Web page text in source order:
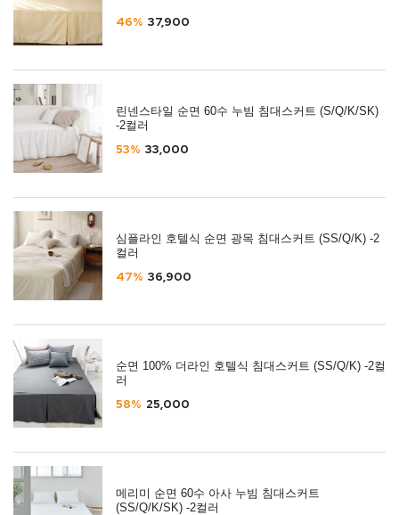
46% 37,900
린넨스타일 순면 60수 누빔 침대스커트 (S/Q/K/SK)
-2컬러
53% 33,000
심플라인 호텔식 순면 광목 침대스커트 (SS/Q/K) -2
컬러
47% 36,900
순면 100% 더라인 호텔식 침대스커트 (SS/Q/K) -2컬
러
58% 25,000
메리미 순면 60수 아사 누빔 침대스커트
(SS/Q/K/SK) -2컬러